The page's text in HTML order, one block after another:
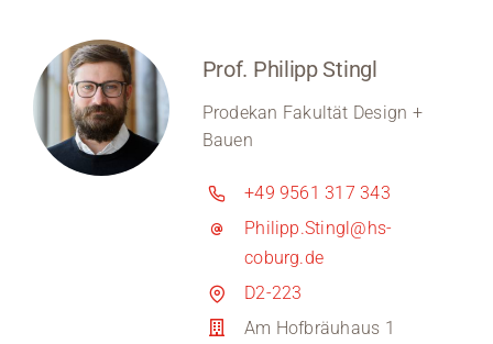
Prof. Philipp Stingl
Prodekan Fakultät Design +
Bauen
+49 9561 317 343
Philipp.Stingl@hs-
coburg.de
D2-223
Am Hofbräuhaus 1